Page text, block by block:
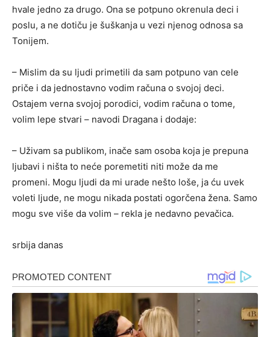
hvale jedno za drugo. Ona se potpuno okrenula deci i
poslu, a ne dotiču je šuškanja u vezi njenog odnosa sa
Tonijem.
– Mislim da su ljudi primetili da sam potpuno van cele
priče i da jednostavno vodim računa o svojoj deci.
Ostajem verna svojoj porodici, vodim računa o tome,
volim lepe stvari – navodi Dragana i dodaje:
– Uživam sa publikom, inače sam osoba koja je prepuna
ljubavi i ništa to neće poremetiti niti može da me
promeni. Mogu ljudi da mi urade nešto loše, ja ću uvek
voleti ljude, ne mogu nikada postati ogorčena žena. Samo
mogu sve više da volim – rekla je nedavno pevačica.
srbija danas